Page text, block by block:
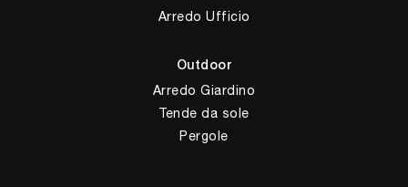
Arredo Ufficio
Outdoor
Arredo Giardino
Tende da sole
Pergole